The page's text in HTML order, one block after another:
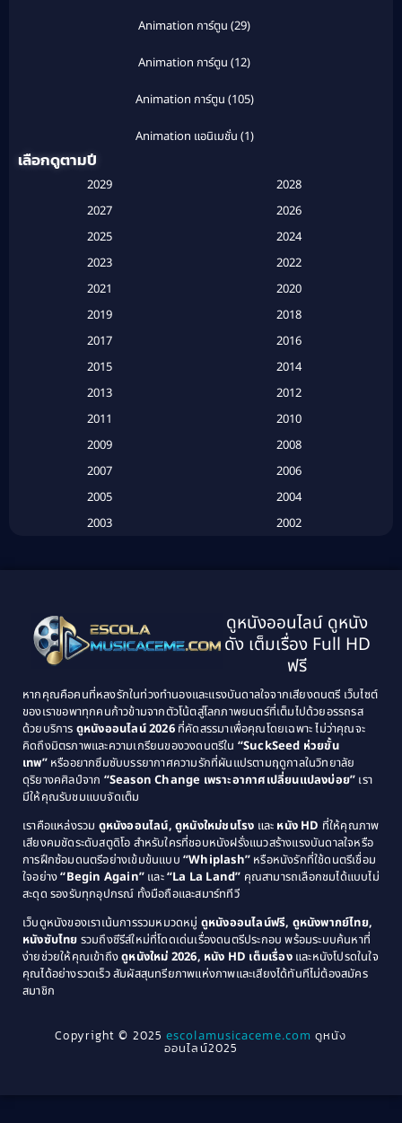
Animation การ์ตูน (29)
Animation การ์ตูน (12)
Animation การ์ตูน (105)
Animation แอนิเมชั่น (1)
Based on a True Story สร้างจากเรื่องจริง(2)
Based on a True Story เรื่องจริง (20)
Based on a True Story เรื่องจริง (16)
(134)
Classic หนังคลาสสิก(21)
Classic หนังคลาสสิก(25)
Comedy ตลก(46)
Comedy ตลก(515)
Coming of Age ก้าวพ้นวัย(1)
Coming-of-Age(3)
Community(1)
Crime อาชญากรรม(78)
Cult Film(4)
เลือกดูตามปี
2029
2028
2027
2026
2025
2024
2023
2022
2021
2020
2019
2018
2017
2016
2015
2014
2013
2012
2011
2010
2009
2008
2007
2006
2005
2004
2003
2002
1995
1994
1993
1992
1989
1988
1987
1986
1985
1984
1983
1982
1979
1978
1976
1975
1974
1971
1970
1969
1968
1964
1963
1940
ดูหนังออนไลน์ ดูหนัง
ดัง เต็มเรื่อง Full HD
ฟรี
หากคุณคือคนที่หลงรักในท่วงทำนองและแรงบันดาลใจจากเสียงดนตรี เว็บไซต์
ของเราขอพาทุกคนก้าวข้ามจากตัวโน้ตสู่โลกภาพยนตร์ที่เต็มไปด้วยอรรถรส
ด้วยบริการ ดูหนังออนไลน์ 2026ที่คัดสรรมาเพื่อคุณโดยเฉพาะ ไม่ว่าคุณจะ
คิดถึงมิตรภาพและความเกรียนของวงดนตรีใน “SuckSeed ห่วยขั้น
เทพ”หรืออยากซึมซับบรรยากาศความรักที่ผันแปรตามฤดูกาลในวิทยาลัย
ดุริยางคศิลป์จาก “Season Change เพราะอากาศเปลี่ยนแปลงบ่อย” เรา
มีให้คุณรับชมแบบจัดเต็ม
เราคือแหล่งรวม ดูหนังออนไลน์, ดูหนังใหม่ชนโรง และ หนัง HD ที่ให้คุณภาพ
เสียงคมชัดระดับสตูดิโอ สำหรับใครที่ชอบหนังฝรั่งแนวสร้างแรงบันดาลใจหรือ
การฝึกซ้อมดนตรีอย่างเข้มข้นแบบ “Whiplash” หรือหนังรักที่ใช้ดนตรีเชื่อม
ใจอย่าง“Begin Again” และ“La La Land” คุณสามารถเลือกชมได้แบบไม่
สะดุด รองรับทุกอุปกรณ์ ทั้งมือถือและสมาร์ททีวี
เว็บดูหนังของเราเน้นการรวมหมวดหมู่ ดูหนังออนไลน์ฟรี, ดูหนังพากย์ไทย,
หนังซับไทย รวมถึงซีรีส์ใหม่ที่โดดเด่นเรื่องดนตรีประกอบ พร้อมระบบค้นหาที่
ง่ายช่วยให้คุณเข้าถึงดูหนังใหม่ 2026, หนัง HD เต็มเรื่องและหนังโปรดในใจ
คุณได้อย่างรวดเร็ว สัมผัสสุนทรียภาพแห่งภาพและเสียงได้ทันทีไม่ต้องสมัคร
สมาชิก
Copyright © 2025escolamusicaceme.com ดูหนัง
ออนไลน์2025